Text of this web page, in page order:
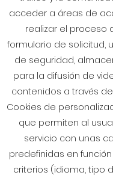
acceder a áreas de
realizar el proceso
formulario de solicitud,
de seguridad,
para la difusión de
contenidos a través
Cookies de
que permiten al
servicio con unas
predefinidas en
criterios (idioma, tipo